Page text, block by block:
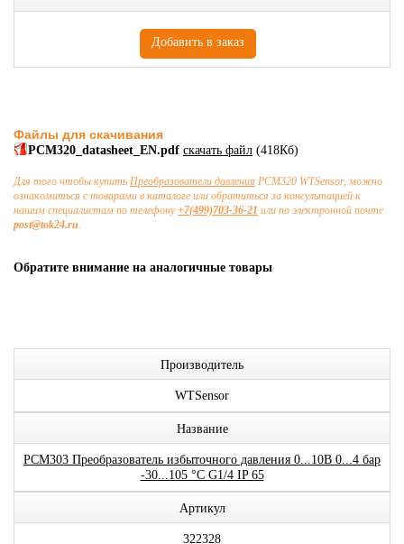
Файлы для скачивания
PCM320_datasheet_EN.pdf скачать файл (418Кб)
Для того чтобы купить Преобразователи давления PCM320 WTSensor, можно
ознакомиться с товарами в каталоге или обратиться за консультацией к
нашим специалистам по телефону+7(499)703-36-21 или по электронной почте
post@tok24.ru.
Обратите внимание на аналогичные товары
Производитель
WTSensor
Название
PCM303 Преобразователь избыточного давления 0...10В 0...4 бар
-30...105 °C G1/4 IP 65
Артикул
322328